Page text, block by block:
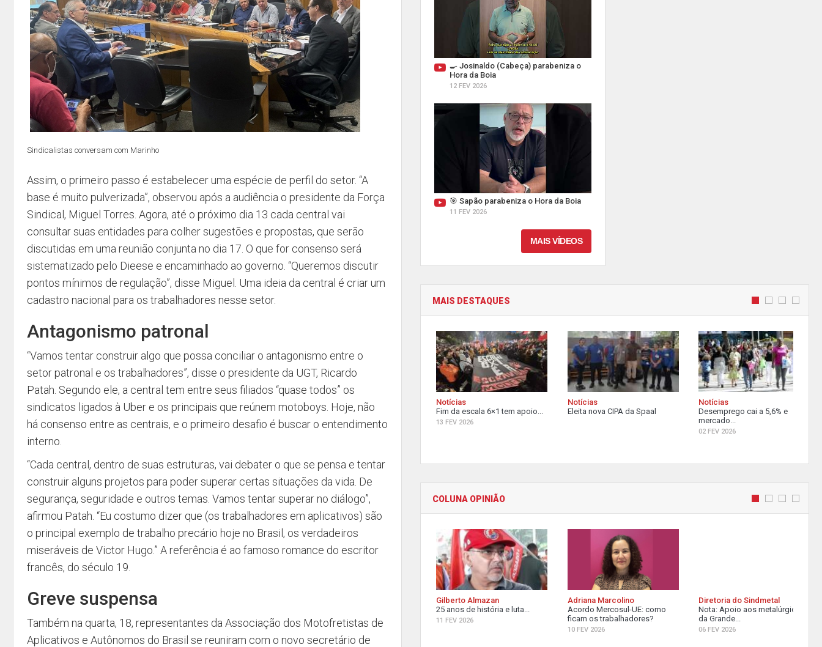
Sindicalistas conversam com Marinho
Assim, o primeiro passo é estabelecer uma espécie de perfil do setor. “A
base é muito pulverizada”, observou após a audiência o presidente da Força
Sindical, Miguel Torres. Agora, até o próximo dia 13 cada central vai
consultar suas entidades para colher sugestões e propostas, que serão
discutidas em uma reunião conjunta no dia 17. O que for consenso será
sistematizado pelo Dieese e encaminhado ao governo. “Queremos discutir
pontos mínimos de regulação”, disse Miguel. Uma ideia da central é criar um
cadastro nacional para os trabalhadores nesse setor.
Antagonismo patronal
“Vamos tentar construir algo que possa conciliar o antagonismo entre o
setor patronal e os trabalhadores”, disse o presidente da UGT, Ricardo
Patah. Segundo ele, a central tem entre seus filiados “quase todos” os
sindicatos ligados à Uber e os principais que reúnem motoboys. Hoje, não
há consenso entre as centrais, e o primeiro desafio é buscar o entendimento
interno.
“Cada central, dentro de suas estruturas, vai debater o que se pensa e tentar
construir alguns projetos para poder superar certas situações da vida. De
segurança, seguridade e outros temas. Vamos tentar superar no diálogo”,
afirmou Patah. “Eu costumo dizer que (os trabalhadores em aplicativos) são
o principal exemplo de trabalho precário hoje no Brasil, os verdadeiros
miseráveis de Victor Hugo.” A referência é ao famoso romance do escritor
francês, do século 19.
Greve suspensa
Também na quarta, 18, representantes da Associação dos Motofretistas de
Aplicativos e Autônomos do Brasil se reuniram com o novo secretário de
🍳 Josinaldo (Cabeça) parabeniza o
Hora da Boia
12 FEV 2026
🎯 Sapão parabeniza o Hora da Boia
11 FEV 2026
MAIS VÍDEOS
MAIS DESTAQUES
Notícias
Fim da escala 6×1 tem apoio...
13 FEV 2026
Notícias
Eleita nova CIPA da Spaal
Notícias
Desemprego cai a 5,6% e
mercado...
02 FEV 2026
COLUNA OPINIÃO
Gilberto Almazan
25 anos de história e luta...
11 FEV 2026
Adriana Marcolino
Acordo Mercosul-UE: como
ficam os trabalhadores?
10 FEV 2026
Diretoria do Sindmetal
Nota: Apoio aos metalúrgicos
da Grande...
06 FEV 2026